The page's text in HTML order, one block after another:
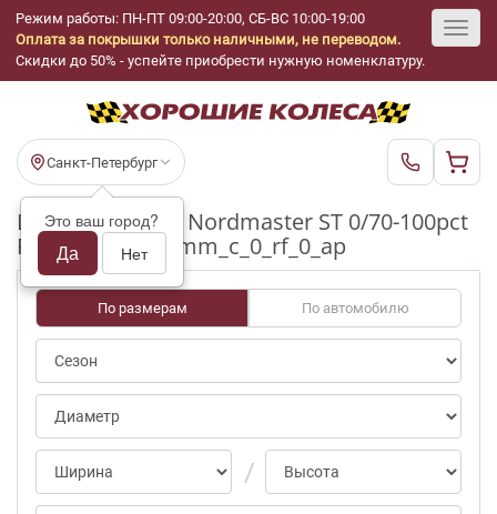
Режим работы: ПН-ПТ 09:00-20:00, СБ-ВС 10:00-19:00
Оплата за покрышки только наличными, не переводом.
Скидки до 50% - успейте приобрести нужную номенклатуру.
Санкт-Петербург
Это ваш город?
Да Нет
Шины бу Amtel Nordmaster ST 0/70-100pct
R15_205_65_4-5mm_c_0_rf_0_ap
По размерам По автомобилю